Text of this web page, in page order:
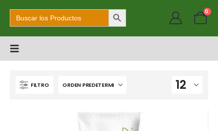
Buscar: Botón de búsqueda 0
FILTRO